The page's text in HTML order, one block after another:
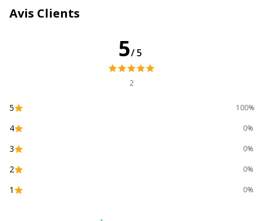
Matériau(x) du produit
Avis Clients
5/5
2
5 100%
4 0%
3 0%
2 0%
1 0%